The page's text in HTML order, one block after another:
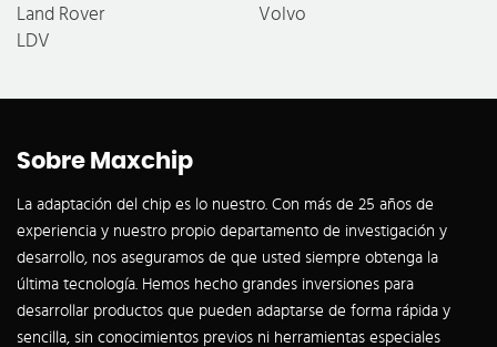
Land Rover
LDV
Volvo
Sobre Maxchip
La adaptación del chip es lo nuestro. Con más de 25 años de
experiencia y nuestro propio departamento de investigación y
desarrollo, nos aseguramos de que usted siempre obtenga la
última tecnología. Hemos hecho grandes inversiones para
desarrollar productos que pueden adaptarse de forma rápida y
sencilla, sin conocimientos previos ni herramientas especiales